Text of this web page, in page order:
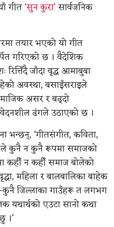
गीत‘सुन कुरा’सार्वजनिक
तयार भएको यो गीत
गरिएको छ । वैदेशिक
जाँदा वृद्ध आमाबुबा
अवस्था, बसाइँसराइले
असर र बढ्दो
ढंगले उठाएको छ ।
भन्छन्, ‘गीतसंगीत, कविता,
कुनै न कुनै रूपमा समाजको
कहीँ न कहीँ समाज बोलेको
महिला र बालबालिका बाहेक
कुनै जिल्लाका गाउँहरू त लगभग
यथार्थको एउटा सानो कथा
।’